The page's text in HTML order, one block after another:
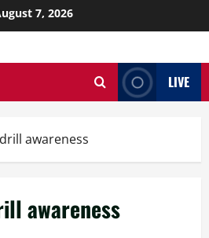
7, 2026
LIVE
awareness
awareness